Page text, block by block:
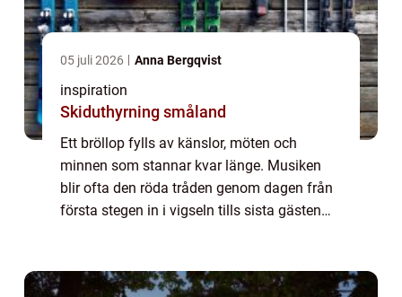
05 juli 2026 Anna Bergqvist
inspiration
Skiduthyrning småland
Ett bröllop fylls av känslor, möten och
minnen som stannar kvar länge. Musiken
blir ofta den röda tråden genom dagen från
första stegen in i vigseln tills sista gästen